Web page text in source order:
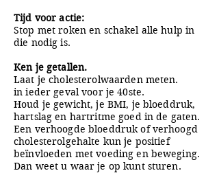
Tijd voor actie:
Stop met roken en schakel alle hulp in
die nodig is.
Ken je getallen.
Laat je cholesterolwaarden meten.
in ieder geval voor je40ste.
Houd je gewicht, je BMI, je bloeddruk,
hartslag en hartritme goed in de gaten.
Een verhoogde bloeddruk of verhoogd
cholesterolgehalte kun je positief
beïnvloeden met voeding en beweging.
Dan weet u waar je op kunt sturen.